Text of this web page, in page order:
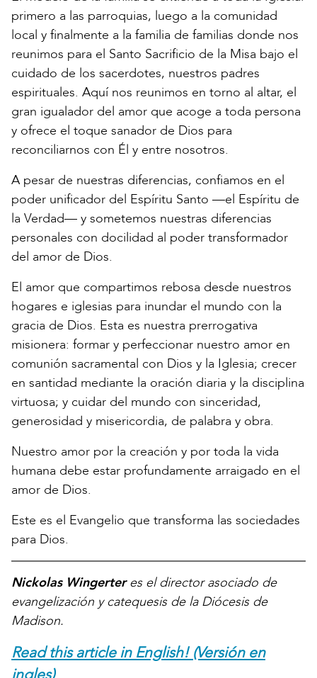
primero a las parroquias, luego a la comunidad
local y finalmente a la familia de familias donde nos
reunimos para el Santo Sacrificio de la Misa bajo el
cuidado de los sacerdotes, nuestros padres
espirituales. Aquí nos reunimos en torno al altar, el
gran igualador del amor que acoge a toda persona
y ofrece el toque sanador de Dios para
reconciliarnos con Él y entre nosotros.
A pesar de nuestras diferencias, confiamos en el
poder unificador del Espíritu Santo —el Espíritu de
la Verdad— y sometemos nuestras diferencias
personales con docilidad al poder transformador
del amor de Dios.
El amor que compartimos rebosa desde nuestros
hogares e iglesias para inundar el mundo con la
gracia de Dios. Esta es nuestra prerrogativa
misionera: formar y perfeccionar nuestro amor en
comunión sacramental con Dios y la Iglesia; crecer
en santidad mediante la oración diaria y la disciplina
virtuosa; y cuidar del mundo con sinceridad,
generosidad y misericordia, de palabra y obra.
Nuestro amor por la creación y por toda la vida
humana debe estar profundamente arraigado en el
amor de Dios.
Este es el Evangelio que transforma las sociedades
para Dios.
Nickolas Wingerteres el director asociado de
evangelización y catequesis de la Diócesis de
Madison.
Read this article in English! (Versión en